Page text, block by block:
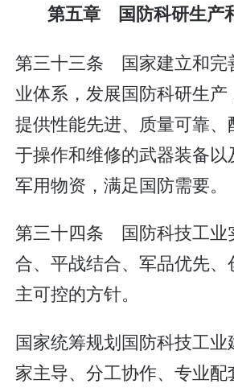
第五章 国防科研生产
第三十三条 国家建立和完
业体系，发展国防科研生
提供性能先进、质量可靠、
于操作和维修的武器装备以
军用物资，满足国防需要。
第三十四条 国防科技工业
合、平战结合、军品优先、
主可控的方针。
国家统筹规划国防科技工业
家主导、分工协作、专业配